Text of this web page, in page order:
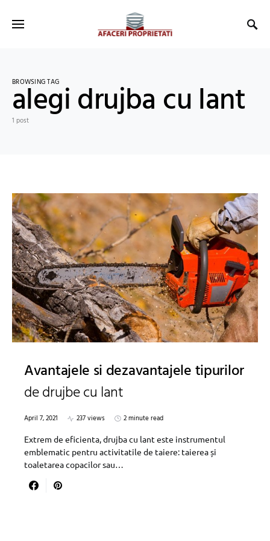
BROWSING TAG
alegi drujba cu lant
1 post
Avantajele si dezavantajele tipurilor
de drujbe cu lant
April 7, 2021 237 views
2 minute read
Extrem de eficienta, drujba cu lant este instrumentul
emblematic pentru activitatile de taiere: taierea și
toaletarea copacilor sau…